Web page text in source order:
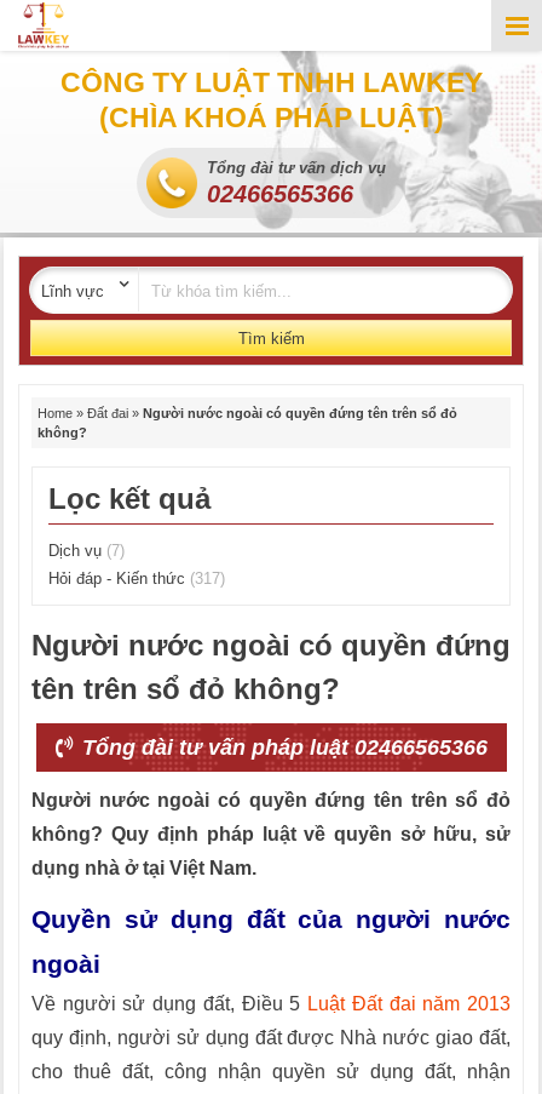
CÔNG TY LUẬT TNHH LAWKEY
(CHÌA KHOÁ PHÁP LUẬT)
Tổng đài tư vấn dịch vụ
02466565366
Tìm kiếm
Home » Đất đai » Người nước ngoài có quyền đứng tên trên sổ đỏ
không?
Lọc kết quả
Dịch vụ (7)
Hỏi đáp - Kiến thức (317)
Người nước ngoài có quyền đứng
tên trên sổ đỏ không?
Tổng đài tư vấn pháp luật 02466565366
Người nước ngoài có quyền đứng tên trên sổ đỏ
không? Quy định pháp luật về quyền sở hữu, sử
dụng nhà ở tại Việt Nam.
Quyền sử dụng đất của người nước
ngoài
Về người sử dụng đất, Điều 5 Luật Đất đai năm 2013
quy định, người sử dụng đất được Nhà nước giao đất,
cho thuê đất, công nhận quyền sử dụng đất, nhận